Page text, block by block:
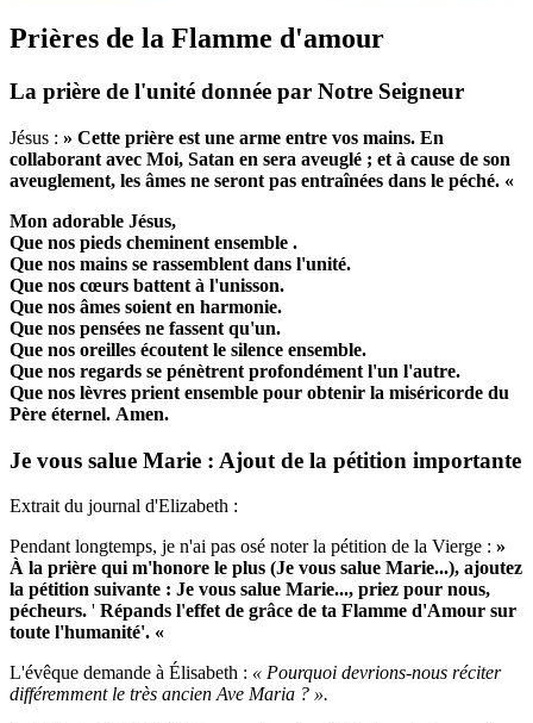
Prières de la Flamme d'amour
La prière de l'unité donnée par Notre Seigneur
Jésus : » Cette prière est une arme entre vos mains. En
collaborant avec Moi, Satan en sera aveuglé ; et à cause de son
aveuglement, les âmes ne seront pas entraînées dans le péché. «
Mon adorable Jésus,
Que nos pieds cheminent ensemble .
Que nos mains se rassemblent dans l'unité.
Que nos cœurs battent à l'unisson.
Que nos âmes soient en harmonie.
Que nos pensées ne fassent qu'un.
Que nos oreilles écoutent le silence ensemble.
Que nos regards se pénètrent profondément l'un l'autre.
Que nos lèvres prient ensemble pour obtenir la miséricorde du
Père éternel. Amen.
Je vous salue Marie : Ajout de la pétition importante
Extrait du journal d'Elizabeth :
Pendant longtemps, je n'ai pas osé noter la pétition de la Vierge : »
À la prière qui m'honore le plus (Je vous salue Marie...), ajoutez
la pétition suivante : Je vous salue Marie..., priez pour nous,
pécheurs. ' Répands l'effet de grâce de ta Flamme d'Amour sur
toute l'humanité'. «
L'évêque demande à Élisabeth : « Pourquoi devrions-nous réciter
différemment le très ancien Ave Maria ? ».